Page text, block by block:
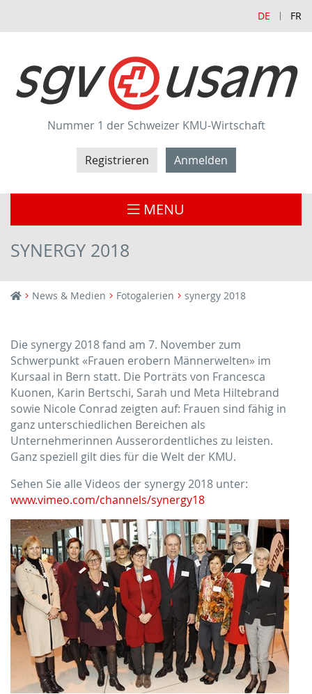
DE FR
Nummer 1 der Schweizer KMU-Wirtschaft
Registrieren Anmelden
MENU
SYNERGY 2018
News & Medien Fotogalerien synergy 2018
Die synergy 2018 fand am 7. November zum
Schwerpunkt «Frauen erobern Männerwelten» im
Kursaal in Bern statt. Die Porträts von Francesca
Kuonen, Karin Bertschi, Sarah und Meta Hiltebrand
sowie Nicole Conrad zeigten auf: Frauen sind fähig in
ganz unterschiedlichen Bereichen als
Unternehmerinnen Ausserordentliches zu leisten.
Ganz speziell gilt dies für die Welt der KMU.
Sehen Sie alle Videos der synergy 2018 unter:
www.vimeo.com/channels/synergy18